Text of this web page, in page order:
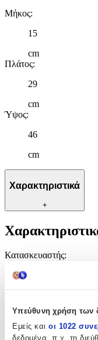
Υπεύθυνη χρήση των
Εμείς και οι 1022
δεδομένα, π.χ. τη
Μήκος:
15
cm
Πλάτος:
29
cm
Ύψος:
46
cm
Χαρακτηριστικά
+
Κατασκευαστής:
Χρώμα